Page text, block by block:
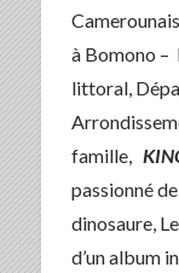
à Bomono –
littoral,
famille,
passionné
dinosaure,
d’un album